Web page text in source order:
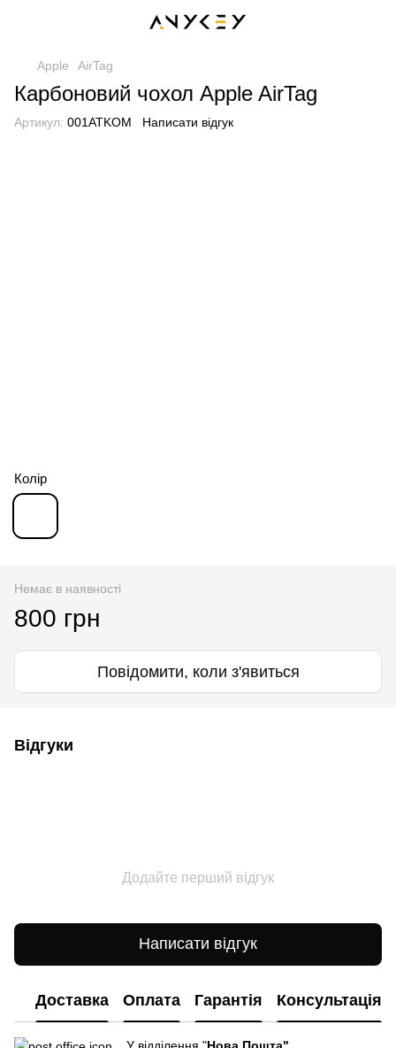
Apple AirTag
Карбоновий чохол Apple AirTag
Артикул: 001ATKOM Написати відгук
Колір
Немає в наявності
800 грн
Повідомити, коли з'явиться
Відгуки
Додайте перший відгук
Написати відгук
Доставка Оплата Гарантія Консультація
У відділення "Нова Пошта"